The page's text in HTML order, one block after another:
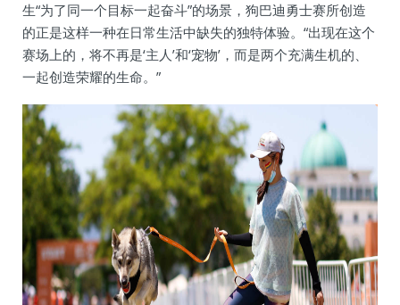
生“为了同一个目标一起奋斗”的场景，狗巴迪勇士赛所创造
的正是这样一种在日常生活中缺失的独特体验。“出现在这个
赛场上的，将不再是‘主人’和‘宠物’，而是两个充满生机的、
一起创造荣耀的生命。”